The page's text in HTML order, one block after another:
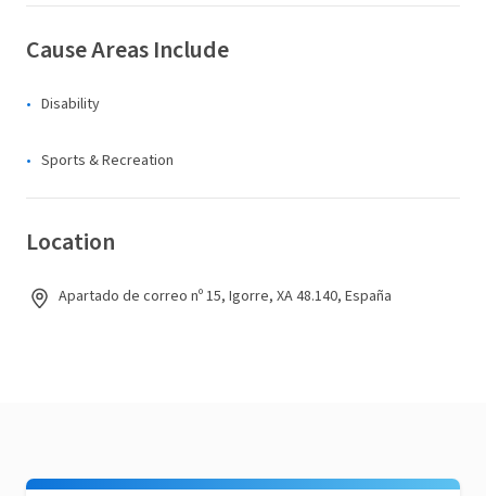
Cause Areas Include
Disability
Sports & Recreation
Location
Apartado de correo nº 15, Igorre, XA 48.140, España